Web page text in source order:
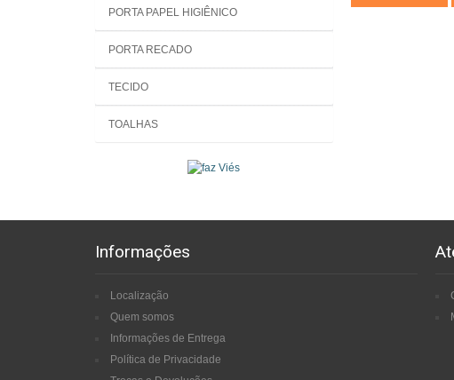
PORTA PAPEL HIGIÊNICO
PORTA RECADO
TECIDO
TOALHAS
Informações
Localização
Quem somos
Informações de Entrega
Política de Privacidade